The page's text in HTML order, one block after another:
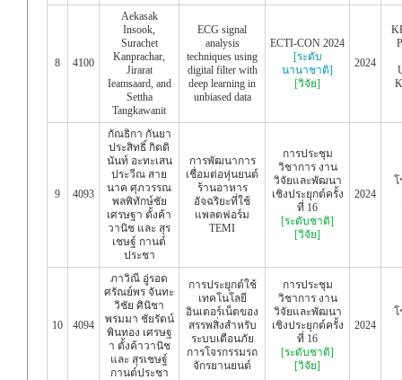
8 4100
Aekasak
Insook,
Surachet
Kanprachar,
Jirarat
Ieamsaard, and
Settha
Tangkawanit
ECG signal
analysis
techniques using
digital filter with
deep learning in
unbiased data
ECTI-CON 2024
[ระดับ
นานาชาติ]
[วิจัย]
2024
9 4093
กัณธิกา กันยา
ประสิทธิ์ กิตติ
นันท์ อะทะเสน
ประวีณ สาย
นาค ศุภวรรณ
พลพิทักษ์ชัย
เศรษฐา ตั้งค้า
วานิช และ สุร
เชษฐ์ กานต์
ประชา
การพัฒนาการ
เชื่อมต่อหุ่นยนต์
ร้านอาหาร
อัจฉริยะที่ใช้
แพลตฟอร์ม
TEMI
การประชุม
วิชาการ งาน
วิจัยและพัฒนา
เชิงประยุกต์ครั้ง
ที่ 16
[ระดับชาติ]
[วิจัย]
2024
โ
10 4094
ภาวิณี อู่รอด
ศรัณย์พร จันทะ
วิชัย ศินิชา
พรมมา ชัยรัตน์
พินทอง เศรษฐ
า ตั้งค้าวานิช
และ สุรเชษฐ์
กานต์ประชา
การประยุกต์ใช้
เทคโนโลยี
อินเตอร์เน็ตของ
สรรพสิ่งสำหรับ
ระบบเตือนภัย
การโจรกรรมรถ
จักรยานยนต์
การประชุม
วิชาการ งาน
วิจัยและพัฒนา
เชิงประยุกต์ครั้ง
ที่ 16
[ระดับชาติ]
[วิจัย]
2024
โ